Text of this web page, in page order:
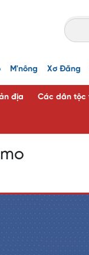
M'nông Xơ Đăng
địa Các dân tộc